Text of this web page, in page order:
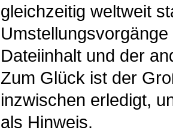
gleichzeitig weltweit
Dateiinhalt und der
Zum Glück ist der
inzwischen erledigt,
als Hinweis.